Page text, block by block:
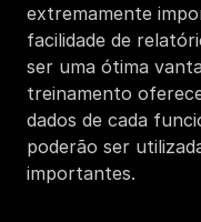
extremamente
facilidade de
ser uma ótima
treinamento
dados de cada
poderão ser
importantes.